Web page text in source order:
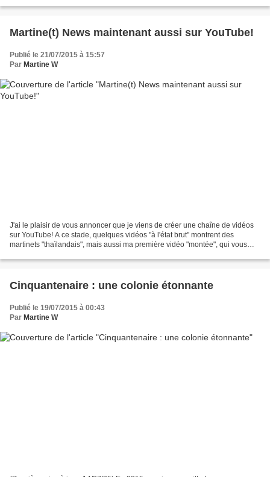
Martine(t) News maintenant aussi sur YouTube!
Publié le 21/07/2015 à 15:57
Par Martine W
J'ai le plaisir de vous annoncer que je viens de créer une chaîne de vidéos
sur YouTube! A ce stade, quelques vidéos "à l'état brut" montrent des
martinets "thaïlandais", mais aussi ma première vidéo "montée", qui vous
Cinquantenaire : une colonie étonnante
Publié le 19/07/2015 à 00:43
Par Martine W